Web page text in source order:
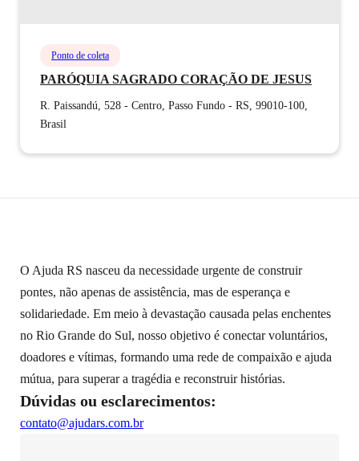
Ponto de coleta
PARÓQUIA SAGRADO CORAÇÃO DE JESUS
R. Paissandú, 528 - Centro, Passo Fundo - RS, 99010-100,
Brasil
O Ajuda RS nasceu da necessidade urgente de construir
pontes, não apenas de assistência, mas de esperança e
solidariedade. Em meio à devastação causada pelas enchentes
no Rio Grande do Sul, nosso objetivo é conectar voluntários,
doadores e vítimas, formando uma rede de compaixão e ajuda
mútua, para superar a tragédia e reconstruir histórias.
Dúvidas ou esclarecimentos:
contato@ajudars.com.br